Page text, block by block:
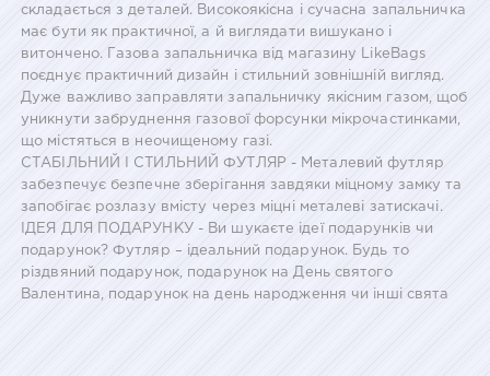
складається з деталей. Високоякісна і сучасна запальничка
має бути як практичної, а й виглядати вишукано і
витончено. Газова запальничка від магазину LikeBags
поєднує практичний дизайн і стильний зовнішній вигляд.
Дуже важливо заправляти запальничку якісним газом, щоб
уникнути забруднення газової форсунки мікрочастинками,
що містяться в неочищеному газі.
СТАБІЛЬНИЙ І СТИЛЬНИЙ ФУТЛЯР - Металевий футляр
забезпечує безпечне зберігання завдяки міцному замку та
запобігає розлазу вмісту через міцні металеві затискачі.
ІДЕЯ ДЛЯ ПОДАРУНКУ - Ви шукаєте ідеї подарунків чи
подарунок? Футляр – ідеальний подарунок. Будь то
різдвяний подарунок, подарунок на День святого
Валентина, подарунок на день народження чи інші свята